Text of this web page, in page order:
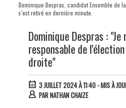
Dominique Despras, candidat Ensemble de
s’est retiré en dernière minute.
Dominique Despras : "Je
responsable de
droite"
3 JUILLET 2024 À 11:40- MIS À
PARNATHAN CHAIZE